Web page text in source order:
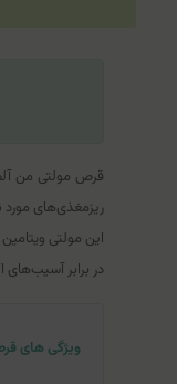
ریز‌مغذی‌های
در برابر
ویژگی‌ های